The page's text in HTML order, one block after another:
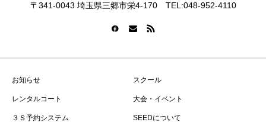
〒341-0043 埼玉県三郷市栄4-170 TEL:048-952-4110
お知らせ スクール
レンタルコート 大会・イベント
３Ｓ予約システム SEEDについて